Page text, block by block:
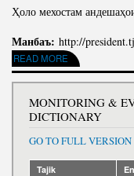
Ҳоло мехостам
Манбаъ: http://
READ MORE
ABOUT СУХАНРОНИИ
МУҲТАРАМ
MONITORING &
DICTIONARY
GO TO FULL VERSION
Tajik